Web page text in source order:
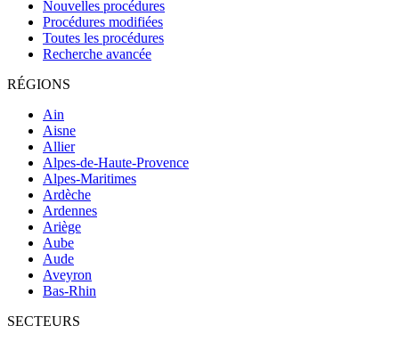
Nouvelles procédures
Procédures modifiées
Toutes les procédures
Recherche avancée
RÉGIONS
Ain
Aisne
Allier
Alpes-de-Haute-Provence
Alpes-Maritimes
Ardèche
Ardennes
Ariège
Aube
Aude
Aveyron
Bas-Rhin
SECTEURS